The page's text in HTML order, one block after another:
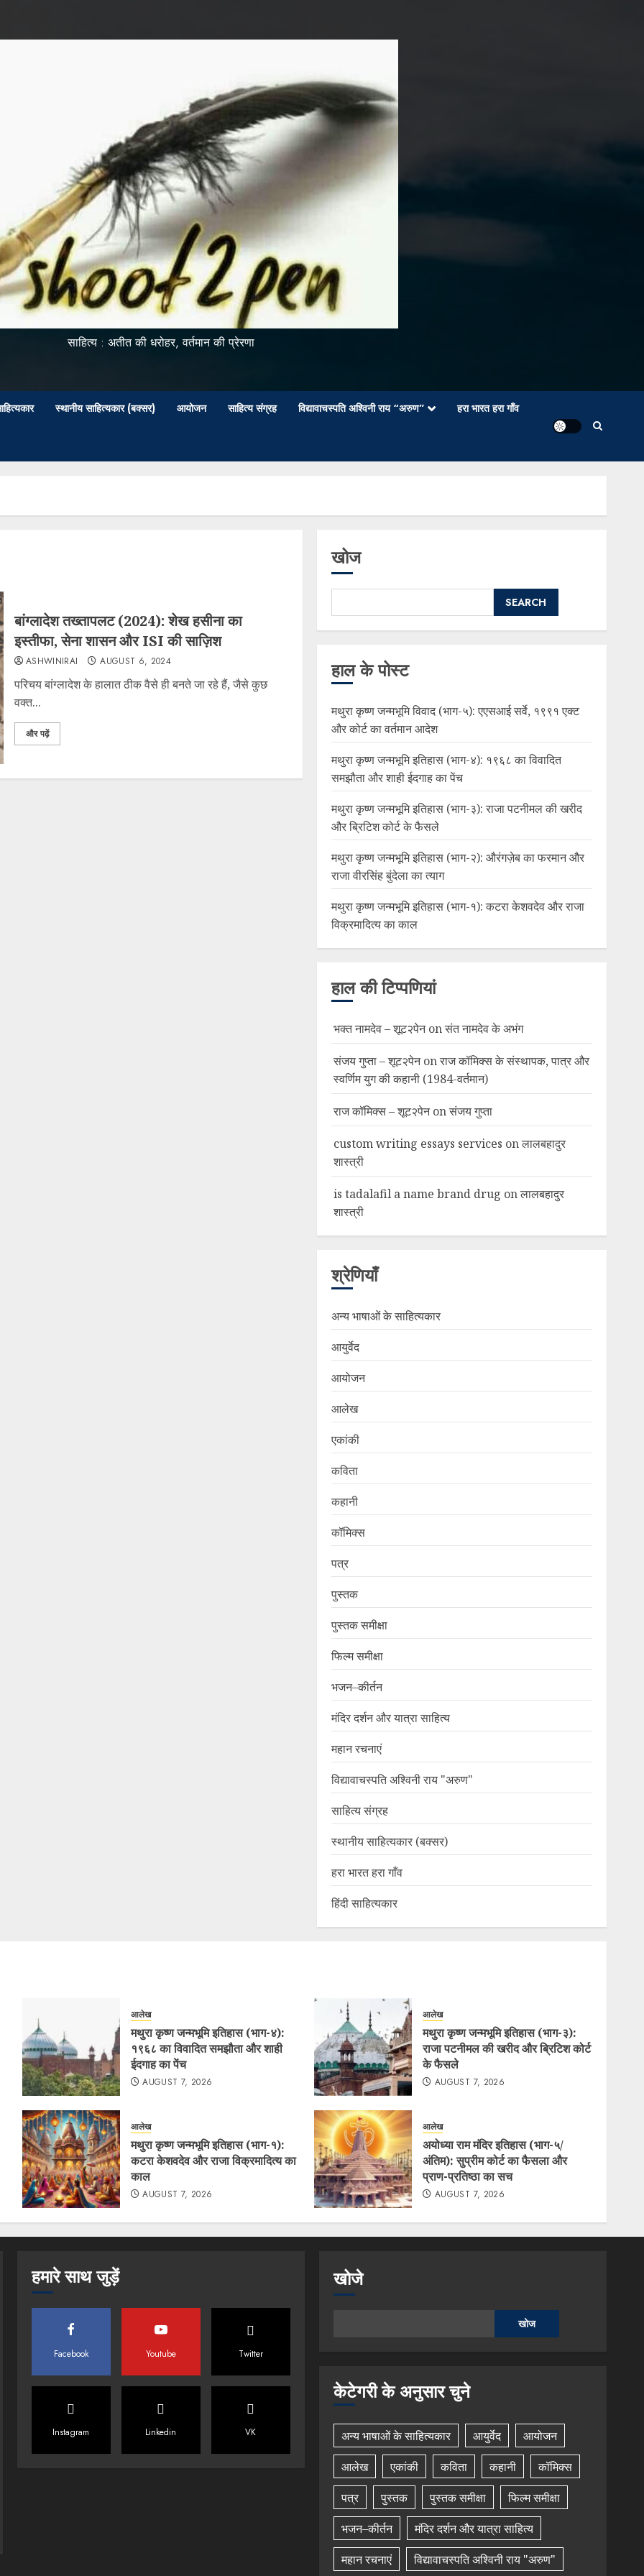
साहित्य : अतीत की धरोहर, वर्तमान की प्रेरणा
स्थानीय साहित्यकार (बक्सर) आयोजन साहित्य संग्रह विद्यावाचस्पति अश्विनी राय “अरुण” हरा भारत हरा गाँव
बांग्लादेश तख्तापलट (2024): शेख हसीना का
इस्तीफा, सेना शासन और ISI की साज़िश
ASHWINIRAI AUGUST 6, 2024
परिचय बांग्लादेश के हालात ठीक वैसे ही बनते जा रहे हैं, जैसे कुछ
वक्त...
और पढ़ें
खोज
SEARCH
हाल के पोस्ट
मथुरा कृष्ण जन्मभूमि विवाद (भाग-५): एएसआई सर्वे, १९९१ एक्ट
और कोर्ट का वर्तमान आदेश
मथुरा कृष्ण जन्मभूमि इतिहास (भाग-४): १९६८ का विवादित
समझौता और शाही ईदगाह का पेंच
मथुरा कृष्ण जन्मभूमि इतिहास (भाग-३): राजा पटनीमल की खरीद
और ब्रिटिश कोर्ट के फैसले
मथुरा कृष्ण जन्मभूमि इतिहास (भाग-२): औरंगज़ेब का फरमान और
राजा वीरसिंह बुंदेला का त्याग
मथुरा कृष्ण जन्मभूमि इतिहास (भाग-१): कटरा केशवदेव और राजा
विक्रमादित्य का काल
हाल की टिप्पणियां
भक्त नामदेव – शूट२पेनonसंत नामदेव के अभंग
संजय गुप्ता – शूट२पेनonराज कॉमिक्स के संस्थापक, पात्र और
स्वर्णिम युग की कहानी (1984-वर्तमान)
राज कॉमिक्स – शूट२पेनonसंजय गुप्ता
custom writing essays services onलालबहादुर
शास्त्री
is tadalafil a name brand drug onलालबहादुर
शास्त्री
श्रेणियाँ
अन्य भाषाओं के साहित्यकार
आयुर्वेद
आयोजन
आलेख
एकांकी
कविता
कहानी
कॉमिक्स
पत्र
पुस्तक
पुस्तक समीक्षा
फिल्म समीक्षा
भजन–कीर्तन
मंदिर दर्शन और यात्रा साहित्य
महान रचनाएं
विद्यावाचस्पति अश्विनी राय "अरुण"
साहित्य संग्रह
स्थानीय साहित्यकार (बक्सर)
हरा भारत हरा गाँव
हिंदी साहित्यकार
आलेख
मथुरा कृष्ण जन्मभूमि इतिहास (भाग-४):
१९६८ का विवादित समझौता और शाही
ईदगाह का पेंच
AUGUST 7, 2026
आलेख
मथुरा कृष्ण जन्मभूमि इतिहास (भाग-३):
राजा पटनीमल की खरीद और ब्रिटिश कोर्ट
के फैसले
AUGUST 7, 2026
आलेख
मथुरा कृष्ण जन्मभूमि इतिहास (भाग-१):
कटरा केशवदेव और राजा विक्रमादित्य का
काल
AUGUST 7, 2026
आलेख
अयोध्या राम मंदिर इतिहास (भाग-५/
अंतिम): सुप्रीम कोर्ट का फैसला और
प्राण-प्रतिष्ठा का सच
AUGUST 7, 2026
हमारे साथ जुड़ें
Facebook Youtube Twitter
Instagram Linkedin VK
खोजे
खोज
केटेगरी के अनुसार चुने
अन्य भाषाओं के साहित्यकार आयुर्वेद
आयोजन
आलेख
एकांकी कविता कहानी
कॉमिक्स
पत्र
पुस्तक पुस्तक समीक्षा
फिल्म समीक्षा
भजन–कीर्तन
मंदिर दर्शन और यात्रा साहित्य
महान रचनाएं
विद्यावाचस्पति अश्विनी राय "अरुण"